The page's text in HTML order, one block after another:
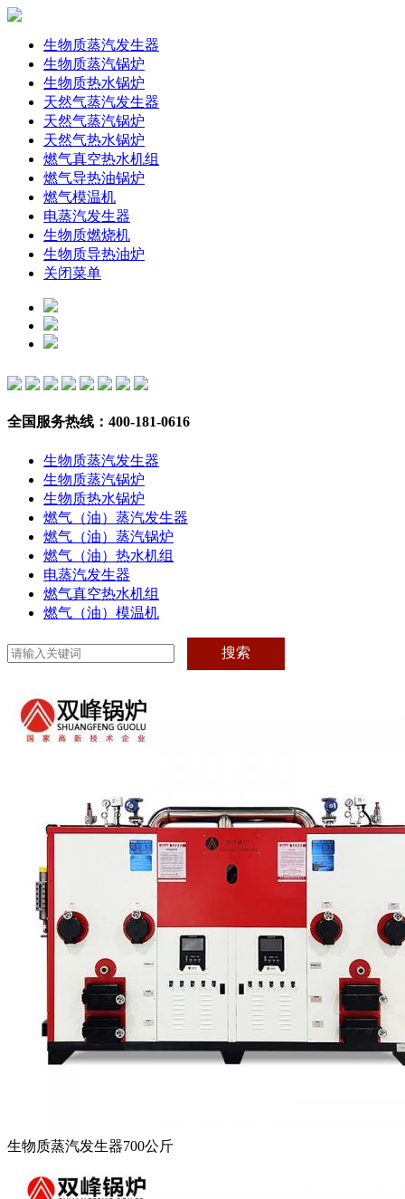
生物质蒸汽发生器
生物质蒸汽锅炉
生物质热水锅炉
天然气蒸汽发生器
天然气蒸汽锅炉
天然气热水锅炉
燃气真空热水机组
燃气导热油锅炉
燃气模温机
电蒸汽发生器
生物质燃烧机
生物质导热油炉
关闭菜单
全国服务热线：400-181-0616
生物质蒸汽发生器
生物质蒸汽锅炉
生物质热水锅炉
燃气（油）蒸汽发生器
燃气（油）蒸汽锅炉
燃气（油）热水机组
电蒸汽发生器
燃气真空热水机组
燃气（油）模温机
生物质蒸汽发生器700公斤